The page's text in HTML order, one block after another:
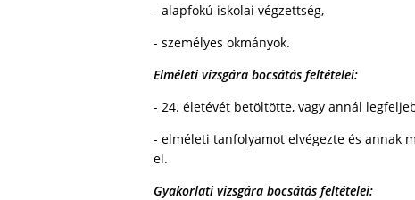
- alapfokú iskolai végzettség,
- személyes okmányok.
Elméleti vizsgára bocsátás feltételei:
- 24. életévét betöltötte, vagy annál
- elméleti tanfolyamot elvégezte és annak
el.
Gyakorlati vizsgára bocsátás feltételei: